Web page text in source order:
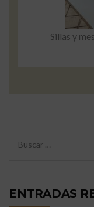
Sillas y
ENTRADAS